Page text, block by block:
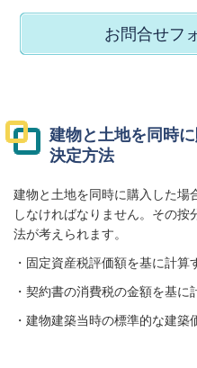
お問合せフ
建物と土地を同時
決定方法
建物と土地を同時に購入した場
しなければなりません。その
法が考えられます。
・固定資産税評価額を基に計算
・契約書の消費税の金額を基に
・建物建築当時の標準的な建